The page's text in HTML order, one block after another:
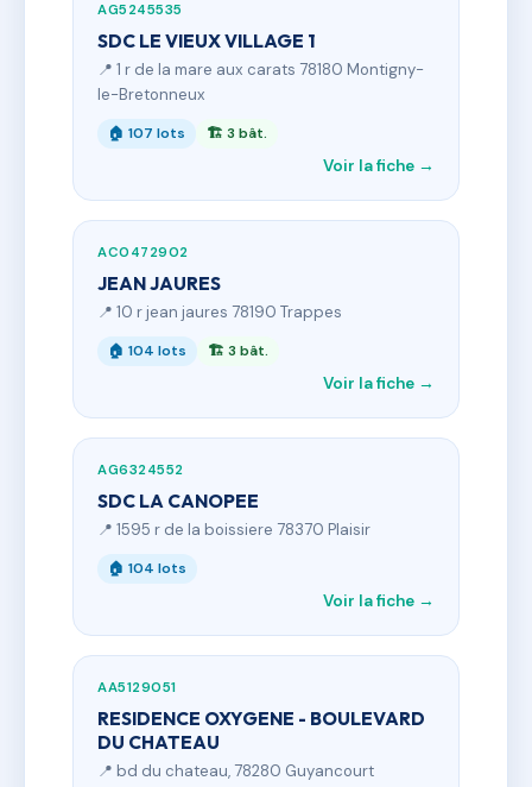
AG5245535
SDC LE VIEUX VILLAGE 1
📍 1 r de la mare aux carats 78180 Montigny-
le-Bretonneux
🏠 107 lots 🏗 3 bât.
Voir la fiche →
AC0472902
JEAN JAURES
📍 10 r jean jaures 78190 Trappes
🏠 104 lots 🏗 3 bât.
Voir la fiche →
AG6324552
SDC LA CANOPEE
📍 1595 r de la boissiere 78370 Plaisir
🏠 104 lots
Voir la fiche →
AA5129051
RESIDENCE OXYGENE - BOULEVARD
DU CHATEAU
📍 bd du chateau, 78280 Guyancourt